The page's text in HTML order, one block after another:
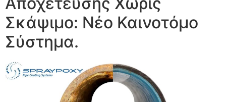
Σκάψιμο: Νέο Καινοτόμο
Σύστημα.